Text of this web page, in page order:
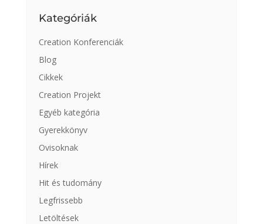
Kategóriák
Creation Konferenciák
Blog
Cikkek
Creation Projekt
Egyéb kategória
Gyerekkönyv
Ovisoknak
Hírek
Hit és tudomány
Legfrissebb
Letöltések